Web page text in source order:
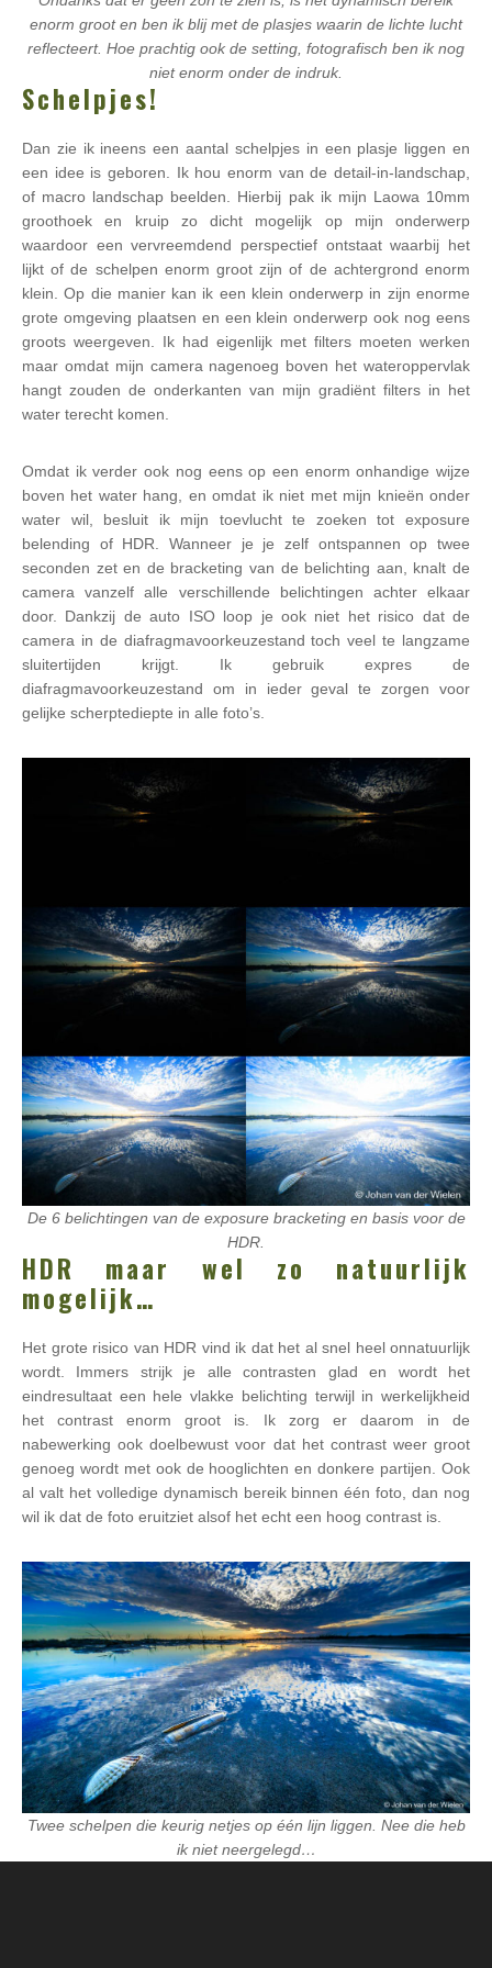
enorm groot en ben ik blij met de plasjes waarin de lichte lucht
reflecteert. Hoe prachtig ook de setting, fotografisch ben ik nog
niet enorm onder de indruk.
Schelpjes!
Dan zie ik ineens een aantal schelpjes in een plasje liggen en
een idee is geboren. Ik hou enorm van de detail-in-landschap,
of macro landschap beelden. Hierbij pak ik mijn Laowa 10mm
groothoek en kruip zo dicht mogelijk op mijn onderwerp
waardoor een vervreemdend perspectief ontstaat waarbij het
lijkt of de schelpen enorm groot zijn of de achtergrond enorm
klein. Op die manier kan ik een klein onderwerp in zijn enorme
grote omgeving plaatsen en een klein onderwerp ook nog eens
groots weergeven. Ik had eigenlijk met filters moeten werken
maar omdat mijn camera nagenoeg boven het wateroppervlak
hangt zouden de onderkanten van mijn gradiënt filters in het
water terecht komen.
Omdat ik verder ook nog eens op een enorm onhandige wijze
boven het water hang, en omdat ik niet met mijn knieën onder
water wil, besluit ik mijn toevlucht te zoeken tot exposure
belending of HDR. Wanneer je je zelf ontspannen op twee
seconden zet en de bracketing van de belichting aan, knalt de
camera vanzelf alle verschillende belichtingen achter elkaar
door. Dankzij de auto ISO loop je ook niet het risico dat de
camera in de diafragmavoorkeuzestand toch veel te langzame
sluitertijden krijgt. Ik gebruik expres de
diafragmavoorkeuzestand om in ieder geval te zorgen voor
gelijke scherptediepte in alle foto’s.
De 6 belichtingen van de exposure bracketing en basis voor de
HDR.
HDR maar wel zo natuurlijk
mogelijk…
Het grote risico van HDR vind ik dat het al snel heel onnatuurlijk
wordt. Immers strijk je alle contrasten glad en wordt het
eindresultaat een hele vlakke belichting terwijl in werkelijkheid
het contrast enorm groot is. Ik zorg er daarom in de
nabewerking ook doelbewust voor dat het contrast weer groot
genoeg wordt met ook de hooglichten en donkere partijen. Ook
al valt het volledige dynamisch bereik binnen één foto, dan nog
wil ik dat de foto eruitziet alsof het echt een hoog contrast is.
Twee schelpen die keurig netjes op één lijn liggen. Nee die heb
ik niet neergelegd…